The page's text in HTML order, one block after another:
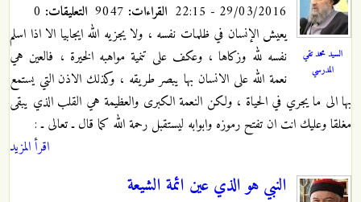
السيد محمد تقي
المدرسي
29/03/2016 - 22:15 القراءات: التعليقات:
يعيش الإنسان في ظلمات نفسه ، ولا يجزيه الله ايجابيا الا اذا اسلم
نفسه لله وزكاها ، وعكف على تنمية مواهبه الخيرة ، فالعين هي
نعمة الله على الانسان بها يبصر طريقه ، وكذلك الاذن التي يستمع
بها الى ما يجري في الحياة ، ولكن النعمة الكبرى والعظيمة هي القلب الذي يبقى
مغلقا وعليك انت ان تفتح رموزه وابوابه ليستقبل رحمة الله كما قال ـ تعالى ـ :
اقرأ المزيد
النبي هو الذي عين ائمة الشيعة